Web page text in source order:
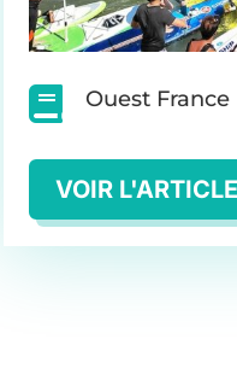
 Ouest France
VOIR